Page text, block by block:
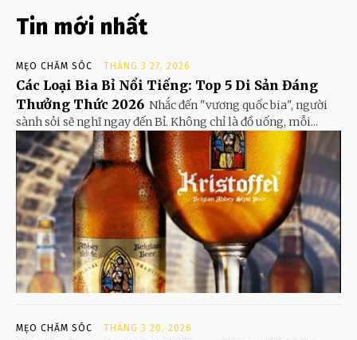
Tin mới nhất
MẸO CHĂM SÓC THÁNG 3 27, 2026
Các Loại Bia Bỉ Nổi Tiếng: Top 5 Di Sản Đáng
Thưởng Thức 2026 Nhắc đến "vương quốc bia", người
sành sỏi sẽ nghĩ ngay đến Bỉ. Không chỉ là đồ uống, mỗi...
MẸO CHĂM SÓC THÁNG 3 20, 2026